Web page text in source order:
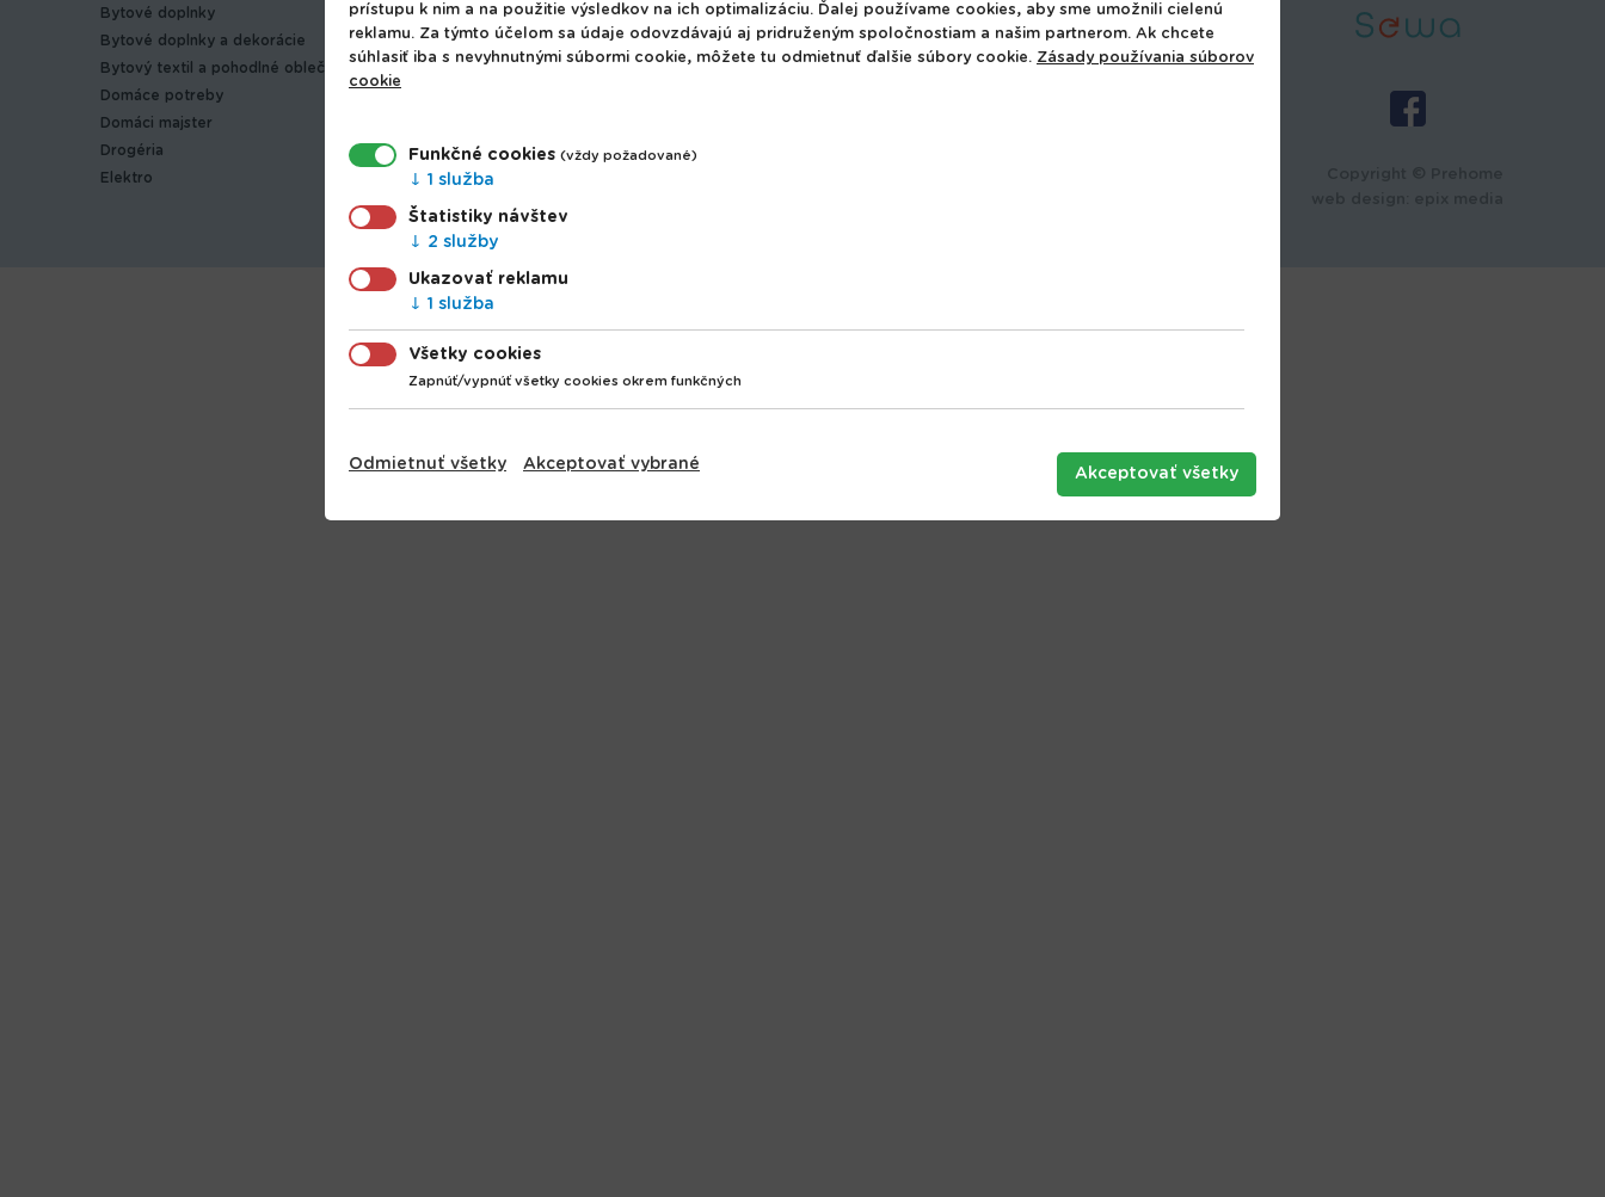
Bytové doplnky
Bytové doplnky a dekorácie
Bytový textil a pohodlné oblečenie
Domáce potreby
Domáci majster
Drogéria
Elektro
Hračky
Hunting
Papiernictvo
Sezónny tovar
Šport
Záhrada
Obchodné podmienky
Ochrana osobných údajov
+421 907 745 034
od: 08:00 do 17:00
prístupu k nim a na použitie výsledkov na ich optimalizáciu. Ďalej používame cookies, aby sme umožnili cielenú
reklamu. Za týmto účelom sa údaje odovzdávajú aj pridruženým spoločnostiam a našim partnerom. Ak chcete
súhlasiť iba s nevyhnutnými súbormi cookie, môžete tu odmietnuť ďalšie súbory cookie. Zásady používania súborov
cookie
Funkčné cookies (vždy požadované)
1 služba
Štatistiky návštev
2 služby
Ukazovať reklamu
1 služba
Všetky cookies
Zapnúť/vypnúť všetky cookies okrem funkčných
Odmietnuť všetky Akceptovať vybrané
Akceptovať všetky